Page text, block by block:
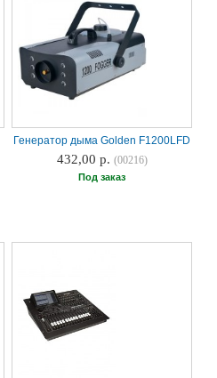
Генератор дыма Golden F1200LFD
432,00 р. (00216)
Под заказ